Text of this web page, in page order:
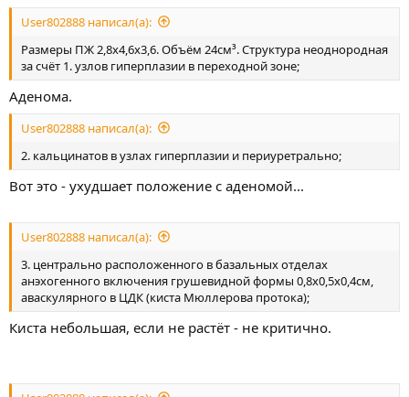
User802888 написал(а):
Размеры ПЖ 2,8х4,6х3,6. Объём 24см³. Структура неоднородная
за счёт 1. узлов гиперплазии в переходной зоне;
Аденома.
User802888 написал(а):
2. кальцинатов в узлах гиперплазии и периуретрально;
Вот это - ухудшает положение с аденомой...
User802888 написал(а):
3. центрально расположенного в базальных отделах
анэхогенного включения грушевидной формы 0,8х0,5х0,4см,
аваскулярного в ЦДК (киста Мюллерова протока);
Киста небольшая, если не растёт - не критично.